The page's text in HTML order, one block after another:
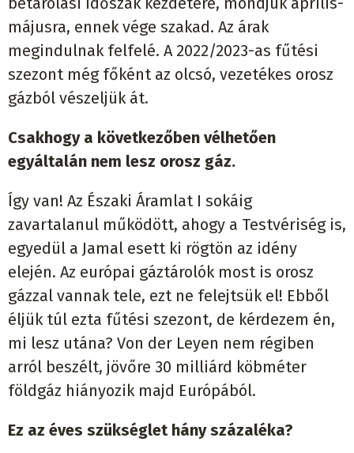
májusra, ennek vége szakad. Az árak
megindulnak felfelé. A 2022/2023-as fűtési
szezont még főként az olcsó, vezetékes orosz
gázból vészeljük át.
Csakhogy a következőben vélhetően
egyáltalán nem lesz orosz gáz.
Így van! Az Északi Áramlat I sokáig
zavartalanul működött, ahogy a Testvériség is,
egyedül a Jamal esett ki rögtön az idény
elején. Az európai gáztárolók most is orosz
gázzal vannak tele, ezt ne felejtsük el! Ebből
éljük túl ezta fűtési szezont, de kérdezem én,
mi lesz utána? Von der Leyen nem régiben
arról beszélt, jövőre 30 milliárd köbméter
földgáz hiányozik majd Európából.
Ez az éves szükséglet hány százaléka?